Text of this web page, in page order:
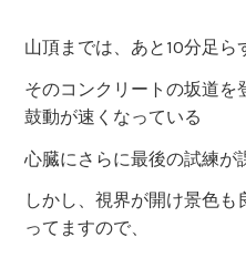
山頂までは、あと10分足ら
そのコンクリートの坂道を
鼓動が速くなっている
心臓にさらに最後の試練が
しかし、視界が開け景色
ってますので、